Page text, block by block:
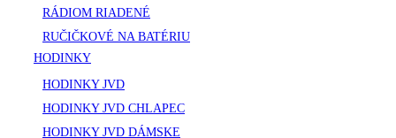
RÁDIOM RIADENÉ
RUČIČKOVÉ NA BATÉRIU
HODINKY
HODINKY JVD
HODINKY JVD CHLAPEC
HODINKY JVD DÁMSKE